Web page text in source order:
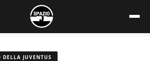
DELLA JUVENTUS